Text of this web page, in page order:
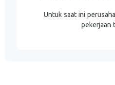
Untuk saat ini
pekerjaan